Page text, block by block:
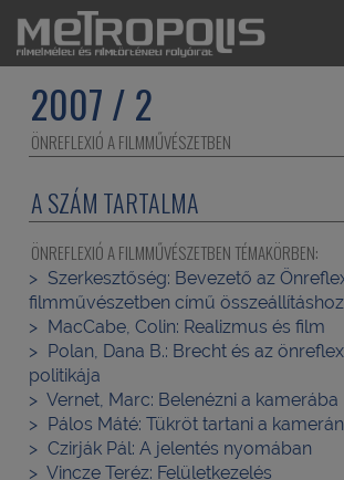
2007 / 2
ÖNREFLEXIÓ A FILMMŰVÉSZETBEN
A SZÁM TARTALMA
ÖNREFLEXIÓ A FILMMŰVÉSZETBEN TÉMAKÖRBEN:
Szerkesztőség: Bevezető az
filmművészetben című összeállításhoz
MacCabe, Colin: Realizmus és film
Polan, Dana B.: Brecht és az
politikája
Vernet, Marc: Belenézni a kamerába
Pálos Máté: Tükröt tartani a
Czirják Pál: A jelentés nyomában
Vincze Teréz: Felületkezelés